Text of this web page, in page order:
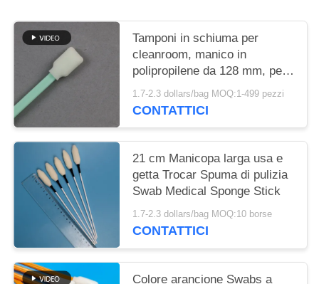
Tamponi in schiuma per
cleanroom, manico in
polipropilene da 128 mm, per
la manutenzione delle
stampanti
1.7-2.3 dollars/bag MOQ:1-499 pezzi
CONTATTICI
21 cm Manicopa larga usa e
getta Trocar Spuma di pulizia
Swab Medical Sponge Stick
1.7-2.3 dollars/bag MOQ:10 borse
CONTATTICI
Colore arancione Swabs a